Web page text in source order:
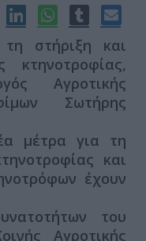
στήριξη και
κτηνοτροφίας,
Αγροτικής
Σωτήρης
μέτρα για τη
και
έχουν
του
Αγροτικής